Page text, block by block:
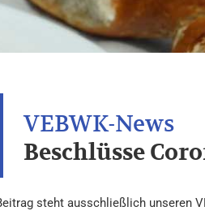
Beschlüsse
steht ausschließlich unseren